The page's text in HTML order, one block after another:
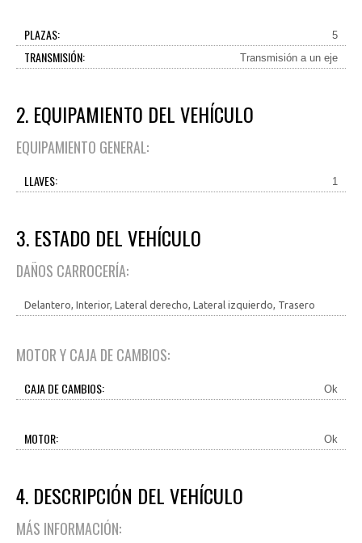
PLAZAS: 5
TRANSMISIÓN: Transmisión a un eje
2. EQUIPAMIENTO DEL VEHÍCULO
EQUIPAMIENTO GENERAL:
LLAVES: 1
3. ESTADO DEL VEHÍCULO
DAÑOS CARROCERÍA:
Delantero, Interior, Lateral derecho, Lateral izquierdo, Trasero
MOTOR Y CAJA DE CAMBIOS:
CAJA DE CAMBIOS: Ok
MOTOR: Ok
4. DESCRIPCIÓN DEL VEHÍCULO
MÁS INFORMACIÓN: